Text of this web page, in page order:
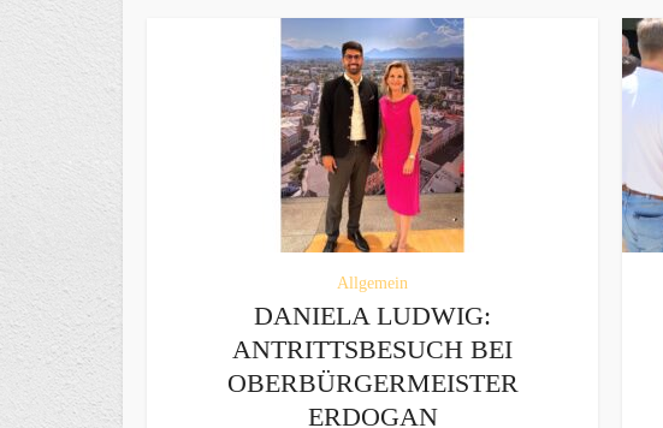
Allgemein
DANIELA LUDWIG:
ANTRITTSBESUCH BEI
OBERBÜRGERMEISTER
ERDOGAN